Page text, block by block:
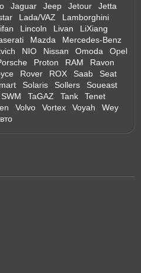
Jaguar Jeep Jetour
Jetta
Lada/VAZ
Lamborghini
Lincoln Livan
LiXiang
Mazda
Mercedes-Benz
NIO Nissan Omoda
Opel
Proton RAM
Ravon
Rover ROX Saab
Seat
Solaris Sollers
Soueast
SWM TaGAZ Tank
Tenet
Volvo Vortex Voyah
Wey